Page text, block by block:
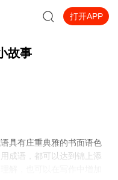
打开APP
故事
具有庄重典雅的书面语色
成语，都可以达到锦上添